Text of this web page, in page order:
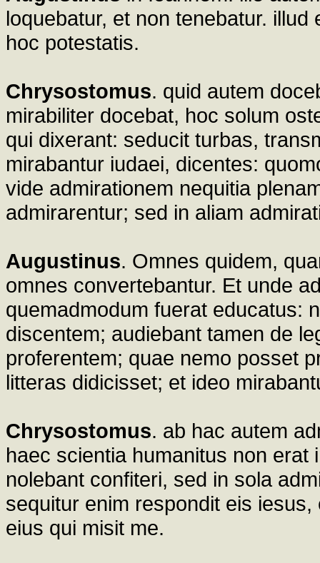
loquebatur, et non tenebatur.
hoc potestatis.
Chrysostomus. quid autem
mirabiliter docebat, hoc solum
qui dixerant: seducit turbas,
mirabantur iudaei, dicentes:
vide admirationem nequitia
admirarentur; sed in aliam
Augustinus. Omnes quidem,
omnes convertebantur. Et unde
quemadmodum fuerat educatus:
discentem; audiebant tamen de
proferentem; quae nemo posset
litteras didicisset; et ideo
Chrysostomus. ab hac autem
haec scientia humanitus non
nolebant confiteri, sed in sola
sequitur enim respondit eis
eius qui misit me.